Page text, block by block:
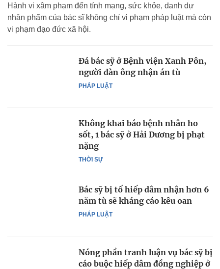
Hành vi xâm phạm đến tính mạng, sức khỏe, danh dự
nhân phẩm của bác sĩ không chỉ vi phạm pháp luật mà còn
vi phạm đạo đức xã hội.
PHÁP LUẬT
Đá bác sỹ ở Bệnh viện Xanh Pôn,
người đàn ông nhận án tù
THỜI SỰ
Không khai báo bệnh nhân ho
sốt, 1 bác sỹ ở Hải Dương bị phạt
nặng
PHÁP LUẬT
Bác sỹ bị tố hiếp dâm nhận hơn 6
năm tù sẽ kháng cáo kêu oan
Nóng phần tranh luận vụ bác sỹ bị
cáo buộc hiếp dâm đồng nghiệp ở